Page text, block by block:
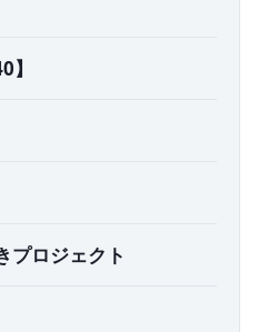
プロジェクト